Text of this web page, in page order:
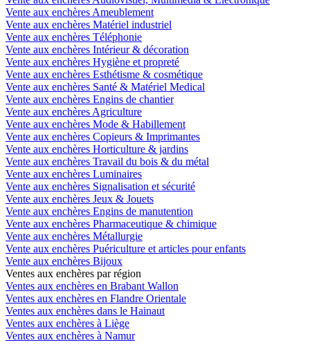
Vente aux enchères Ameublement
Vente aux enchères Matériel industriel
Vente aux enchères Téléphonie
Vente aux enchères Intérieur & décoration
Vente aux enchères Hygiène et propreté
Vente aux enchères Esthétisme & cosmétique
Vente aux enchères Santé & Matériel Medical
Vente aux enchères Engins de chantier
Vente aux enchères Agriculture
Vente aux enchères Mode & Habillement
Vente aux enchères Copieurs & Imprimantes
Vente aux enchères Horticulture & jardins
Vente aux enchères Travail du bois & du métal
Vente aux enchères Luminaires
Vente aux enchères Signalisation et sécurité
Vente aux enchères Jeux & Jouets
Vente aux enchères Engins de manutention
Vente aux enchères Pharmaceutique & chimique
Vente aux enchères Métallurgie
Vente aux enchères Puériculture et articles pour enfants
Vente aux enchères Bijoux
Ventes aux enchères par région
Ventes aux enchères en Brabant Wallon
Ventes aux enchères en Flandre Orientale
Ventes aux enchères dans le Hainaut
Ventes aux enchères à Liège
Ventes aux enchères à Namur